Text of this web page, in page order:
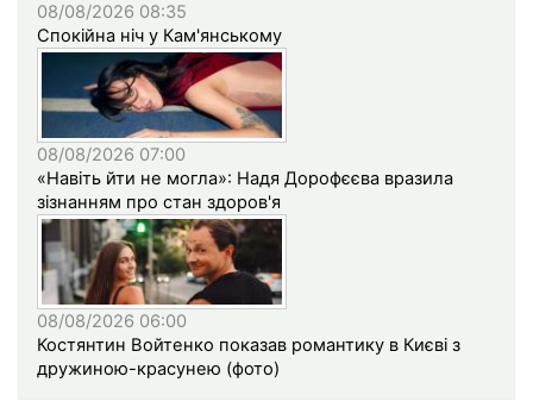
08/08/2026 08:35
Спокійна ніч у Кам'янському
08/08/2026 07:00
«Навіть йти не могла»: Надя Дорофєєва вразила
зізнанням про стан здоров'я
08/08/2026 06:00
Костянтин Войтенко показав романтику в Києві з
дружиною-красунею (фото)